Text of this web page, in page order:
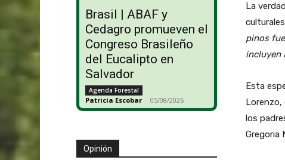
Brasil | ABAF y
Cedagro promueven el
Congreso Brasileño
del Eucalipto en
Salvador
Agenda Forestal
Patricia Escobar - 05/08/2026
Opinión
La
pinos
incluyen
Esta
Lorenzo,
los
Gregoria